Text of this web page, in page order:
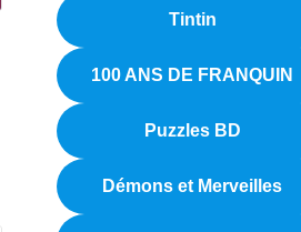
Tintin
100 ANS DE FRANQUIN
Puzzles BD
Démons et Merveilles